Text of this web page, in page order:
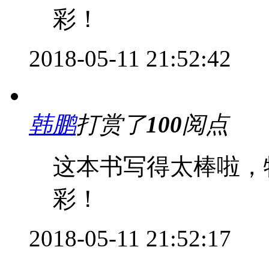
彩！
2018-05-11 21:52:42
韩鹏打赏了100阅点
这本书写得太棒啦
彩！
2018-05-11 21:52:17